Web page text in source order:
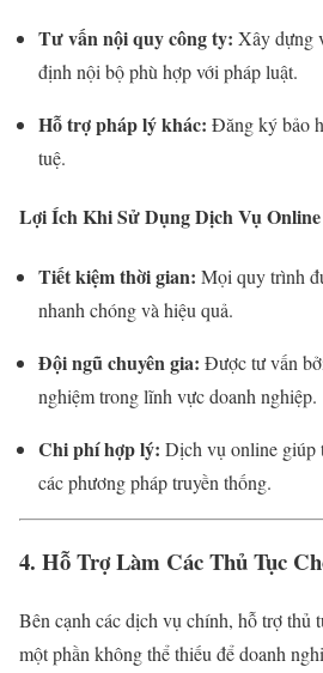
Tư vấn nội quy công ty: Xây dựng
định nội bộ phù hợp với pháp luật.
Hỗ trợ pháp lý khác: Đăng ký bảo
tuệ.
Lợi Ích Khi Sử Dụng Dịch Vụ Online
Tiết kiệm thời gian: Mọi quy trình
nhanh chóng và hiệu quả.
Đội ngũ chuyên gia: Được tư vấn
nghiệm trong lĩnh vực doanh nghiệp.
Chi phí hợp lý: Dịch vụ online giúp
các phương pháp truyền thống.
4. Hỗ Trợ Làm Các Thủ Tục
Bên cạnh các dịch vụ chính, hỗ trợ thủ
một phần không thể thiếu để doanh